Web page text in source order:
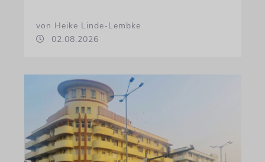
von Heike Linde-Lembke
02.08.2026